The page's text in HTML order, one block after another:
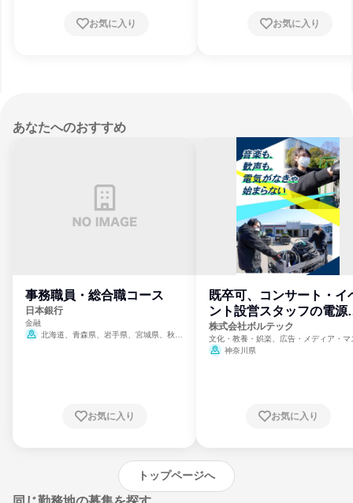
お気に入り お気に入り
あなたへのおすすめ
事務職員・総合職コース
日本銀行
金融
北海道、青森県、岩手県、宮城県、秋田
崎県、熊本県、大分県、宮崎県、鹿児島県、
お気に入り
既卒可、コンサート・イ
ント設営スタッフの電源
門
株式会社ボルテック
文化・教養・娯楽、広告・メディア・マ
ミ、電力・ガス・水道・エネルギー
神奈川県
お気に入り
トップページへ